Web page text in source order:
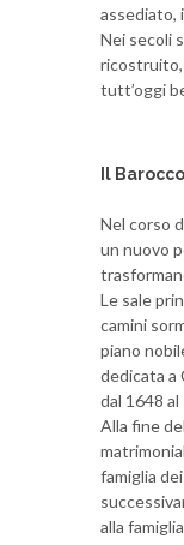
assediato,
Nei secoli
ricostruito,
tutt’oggi
Il Barocco
Nel corso
un nuovo
Le sale
camini
piano
dedicata a
dal 1648 al
Alla fine
famiglia
alla